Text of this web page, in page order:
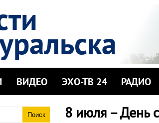
ВИДЕО ЭХО-ТВ 24 РАДИО
8 июля – День